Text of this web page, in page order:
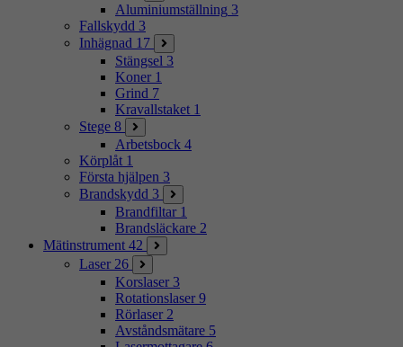
Aluminiumställning 3
Fallskydd 3
Inhägnad 17
Stängsel 3
Koner 1
Grind 7
Kravallstaket 1
Stege 8
Arbetsbock 4
Körplåt 1
Första hjälpen 3
Brandskydd 3
Brandfiltar 1
Brandsläckare 2
Mätinstrument 42
Laser 26
Korslaser 3
Rotationslaser 9
Rörlaser 2
Avståndsmätare 5